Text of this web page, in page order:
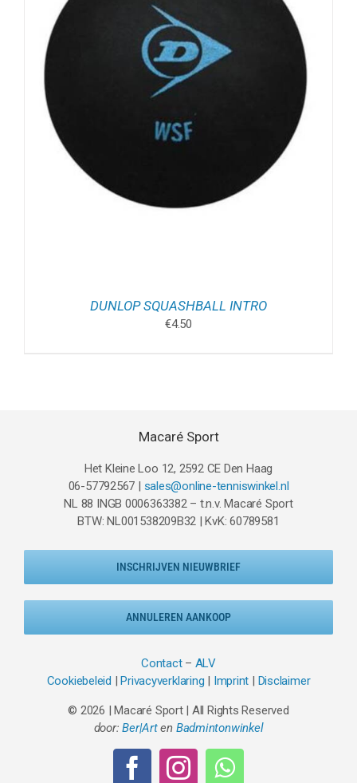
DUNLOP SQUASHBALL INTRO
€4.50
Macaré Sport
Het Kleine Loo 12, 2592 CE Den Haag
06-57792567 | sales@online-tenniswinkel.nl
NL 88 INGB 0006363382 – t.n.v. Macaré Sport
BTW: NL001538209B32 | KvK: 60789581
INSCHRIJVEN NIEUWBRIEF
ANNULEREN AANKOOP
Contact– ALV
Cookiebeleid |Privacyverklaring | Imprint | Disclaimer
© 2026 | Macaré Sport | All Rights Reserved
door:Ber|Arten Badmintonwinkel